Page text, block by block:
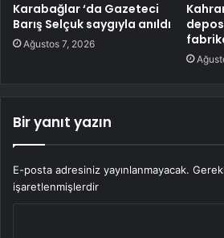
Karabağlar ‘da Gazeteci
Barış Selçuk saygıyla anıldı
Ağustos 7, 2026
Bir yanıt yazın
E-posta adresiniz yayınlanmayacak.
işaretlenmişlerdir